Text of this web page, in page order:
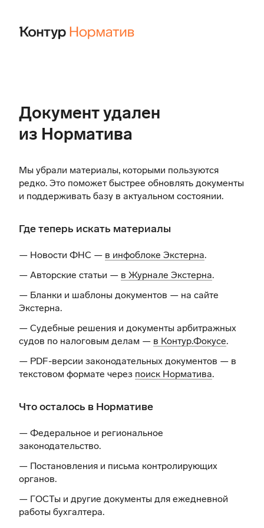
Документ удален
из Норматива
Мы убрали материалы, которыми пользуются
редко. Это поможет быстрее обновлять документы
и поддерживать базу в актуальном состоянии.
Где теперь искать материалы
— Новости ФНС — в инфоблоке Экстерна.
— Авторские статьи — в Журнале Экстерна.
— Бланки и шаблоны документов — на сайте
Экстерна.
— Судебные решения и документы арбитражных
судов по налоговым делам — в Контур.Фокусе.
— PDF-версии законодательных документов — в
текстовом формате через поиск Норматива.
Что осталось в Нормативе
— Федеральное и региональное
законодательство.
— Постановления и письма контролирующих
органов.
— ГОСТы и другие документы для ежедневной
работы бухгалтера.